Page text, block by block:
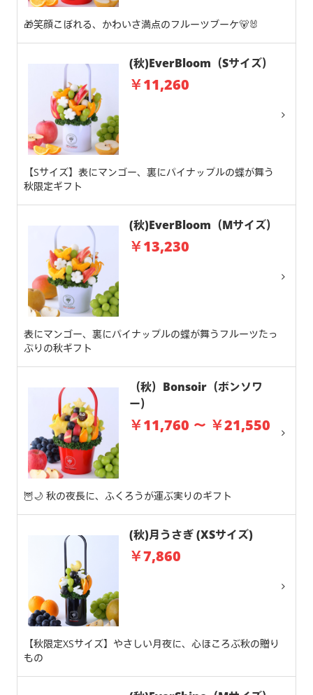
🎁笑顔こぼれる、かわいさ満点のフルーツブーケ🐻🐰
(秋)EverBloom（Sサイズ）
￥11,260
【Sサイズ】表にマンゴー、裏にパイナップルの蝶が舞う
秋限定ギフト
(秋)EverBloom（Mサイズ）
￥13,230
表にマンゴー、裏にパイナップルの蝶が舞うフルーツたっ
ぷりの秋ギフト
（秋）Bonsoir（ボンソワ
ー）
￥11,760 ～ ￥21,550
🦉🌙 秋の夜長に、ふくろうが運ぶ実りのギフト
(秋)月うさぎ (XSサイズ)
￥7,860
【秋限定XSサイズ】やさしい月夜に、心ほころぶ秋の贈り
もの